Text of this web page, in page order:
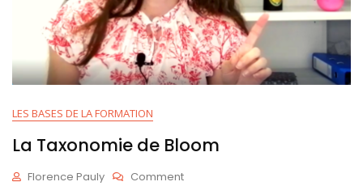
LES BASES DE LA FORMATION
La Taxonomie de Bloom
Florence Pauly CommentOn